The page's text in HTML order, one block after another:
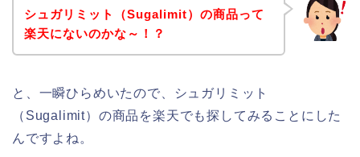
シュガリミット（Sugalimit）の商品って
楽天にないのかな～！？
と、一瞬ひらめいたので、シュガリミット
（Sugalimit）の商品を楽天でも探してみることにした
んですよね。